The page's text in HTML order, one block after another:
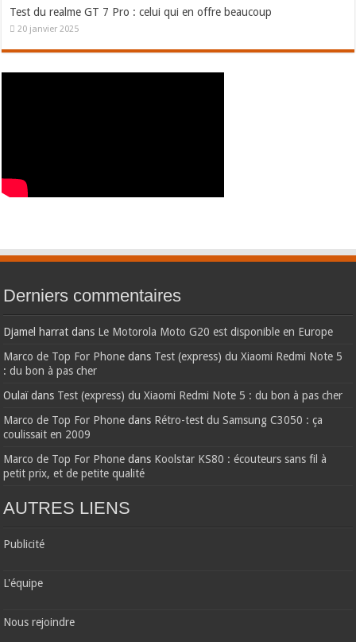
Test du realme GT 7 Pro : celui qui en offre beaucoup
20 janvier 2025
Derniers commentaires
Djamel harrat dans Le Motorola Moto G20 est disponible en Europe
Marco de Top For Phone dans Test (express) du Xiaomi Redmi Note 5
: du bon à pas cher
Oulaïdans Test (express) du Xiaomi Redmi Note 5 : du bon à pas cher
Marco de Top For Phone dans Rétro-test du Samsung C3050 : ça
coulissait en 2009
Marco de Top For Phone dans Koolstar KS80 : écouteurs sans fil à
petit prix, et de petite qualité
AUTRES LIENS
Publicité
L'équipe
Nous rejoindre